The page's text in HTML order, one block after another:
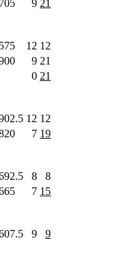
705 9 21
575 12 12
9 21
0 21
12 12
7 19
8
8
7 15
9 9